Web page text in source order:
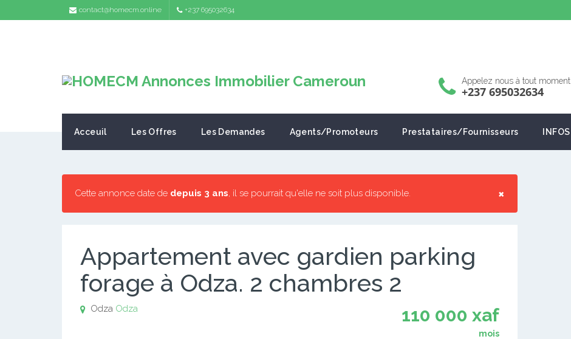
contact@homecm.online +237 695032634
Appelez nous à tout moment
+237 695032634
Acceuil Les Offres Les Demandes Agents/Promoteurs Prestataires/Fournisseurs INFOS
×
Cette annonce date de depuis 3 ans, il se pourrait qu'elle ne soit plus disponible.
Appartement avec gardien parking
forage à Odza. 2 chambres 2
110 000 xaf
mois
Odza Odza